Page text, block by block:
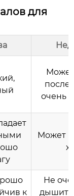
для
Может
после
очень
Может
к
Не
дышит,